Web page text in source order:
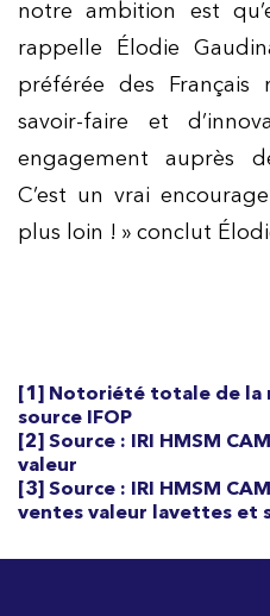
notre ambition est
rappelle Élodie
préférée des Français
savoir-faire et
engagement auprès
C’est un vrai
plus loin ! » conclut
[1] Notoriété totale de la
source IFOP
[2] Source : IRI HMSM
valeur
[3] Source : IRI HMSM
ventes valeur lavettes et